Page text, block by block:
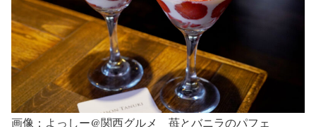
画像：よっしー@関西グルメ 苺とバニラのパフェ